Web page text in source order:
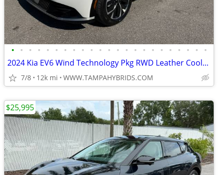
• • • • • • • • • • • • • • • • • • • • • • •
2024 Kia EV6 Wind Technology Pkg RWD Leather Cooled Seats CarPlay 11K
7/8 12k mi WWW.TAMPAHYBRIDS.COM
$25,995